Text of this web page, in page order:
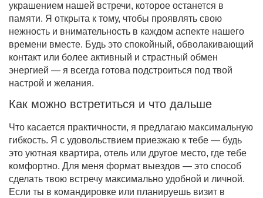
украшением нашей встречи, которое останется в
памяти. Я открыта к тому, чтобы проявлять свою
нежность и внимательность в каждом аспекте нашего
времени вместе. Будь это спокойный, обволакивающий
контакт или более активный и страстный обмен
энергией — я всегда готова подстроиться под твой
настрой и желания.
Как можно встретиться и что дальше
Что касается практичности, я предлагаю максимальную
гибкость. Я с удовольствием приезжаю к тебе — будь
это уютная квартира, отель или другое место, где тебе
комфортно. Для меня формат выездов — это способ
сделать твою встречу максимально удобной и личной.
Если ты в командировке или планируешь визит в